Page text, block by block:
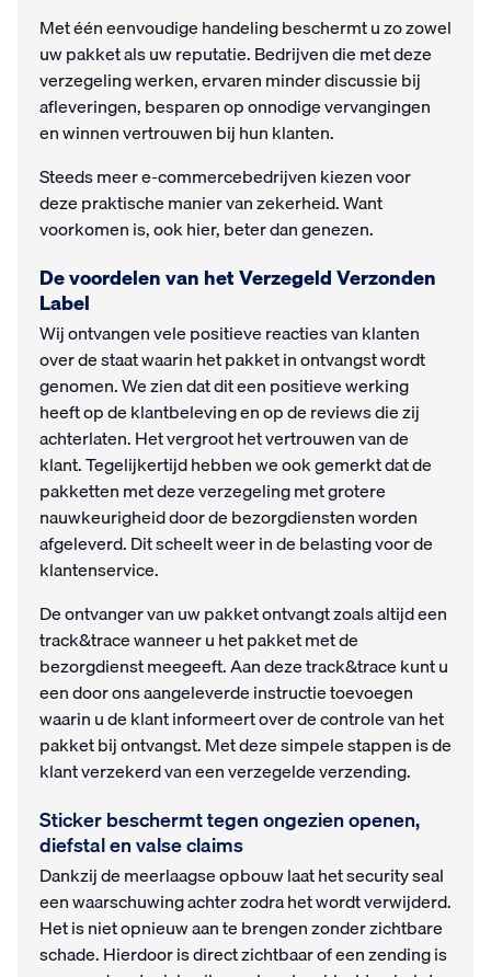
Met één eenvoudige handeling beschermt u zo zowel
uw pakket als uw reputatie. Bedrijven die met deze
verzegeling werken, ervaren minder discussie bij
afleveringen, besparen op onnodige vervangingen
en winnen vertrouwen bij hun klanten.
Steeds meer e-commercebedrijven kiezen voor
deze praktische manier van zekerheid. Want
voorkomen is, ook hier, beter dan genezen.
De voordelen van het Verzegeld Verzonden
Label
Wij ontvangen vele positieve reacties van klanten
over de staat waarin het pakket in ontvangst wordt
genomen. We zien dat dit een positieve werking
heeft op de klantbeleving en op de reviews die zij
achterlaten. Het vergroot het vertrouwen van de
klant. Tegelijkertijd hebben we ook gemerkt dat de
pakketten met deze verzegeling met grotere
nauwkeurigheid door de bezorgdiensten worden
afgeleverd. Dit scheelt weer in de belasting voor de
klantenservice.
De ontvanger van uw pakket ontvangt zoals altijd een
track&trace wanneer u het pakket met de
bezorgdienst meegeeft. Aan deze track&trace kunt u
een door ons aangeleverde instructie toevoegen
waarin u de klant informeert over de controle van het
pakket bij ontvangst. Met deze simpele stappen is de
klant verzekerd van een verzegelde verzending.
Sticker beschermt tegen ongezien openen,
diefstal en valse claims
Dankzij de meerlaagse opbouw laat het security seal
een waarschuwing achter zodra het wordt verwijderd.
Het is niet opnieuw aan te brengen zonder zichtbare
schade. Hierdoor is direct zichtbaar of een zending is